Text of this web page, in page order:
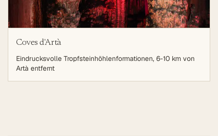
Coves d'Artà
Eindrucksvolle Tropfsteinhöhlenformationen, 6-10 km von
Artà entfernt